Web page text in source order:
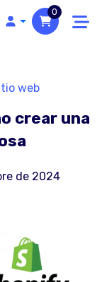
0
crear una
web
de 2024